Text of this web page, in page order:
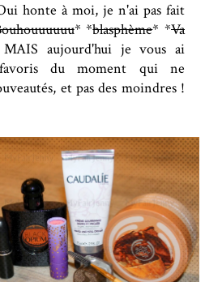
honte à moi, je n'ai pas fait
* *blasphème* *Va
aujourd'hui je vous ai
du moment qui ne
et pas des moindres !